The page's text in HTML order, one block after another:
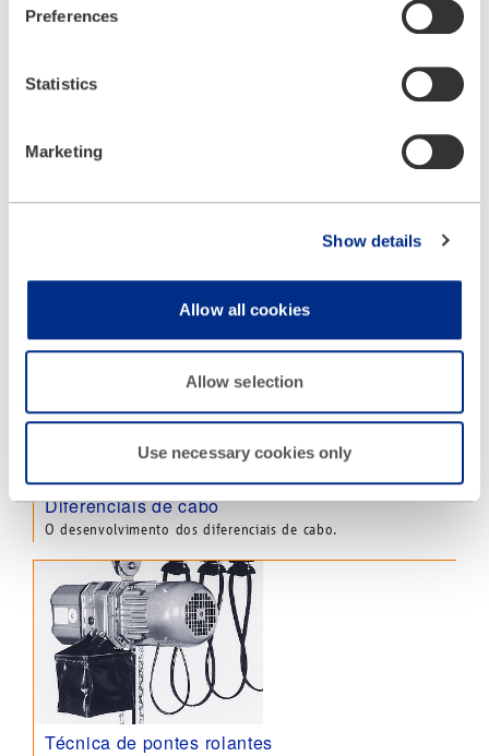
Preferences
Statistics
Marketing
Show details
Allow all cookies
Allow selection
Use necessary cookies only
Diferenciais de cabo
O desenvolvimento dos diferenciais de cabo.
Técnica de pontes rolantes